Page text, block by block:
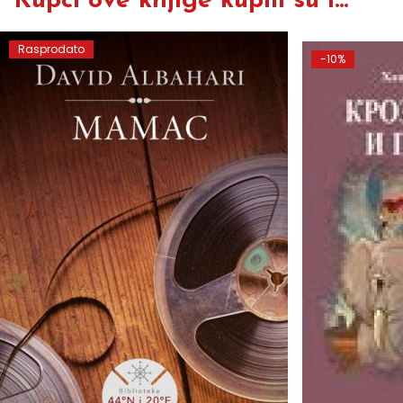
Rasprodato
-10%